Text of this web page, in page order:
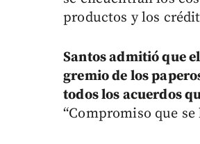
productos y los
Santos admitió que
gremio de los
todos los acuerdos
“Compromiso que